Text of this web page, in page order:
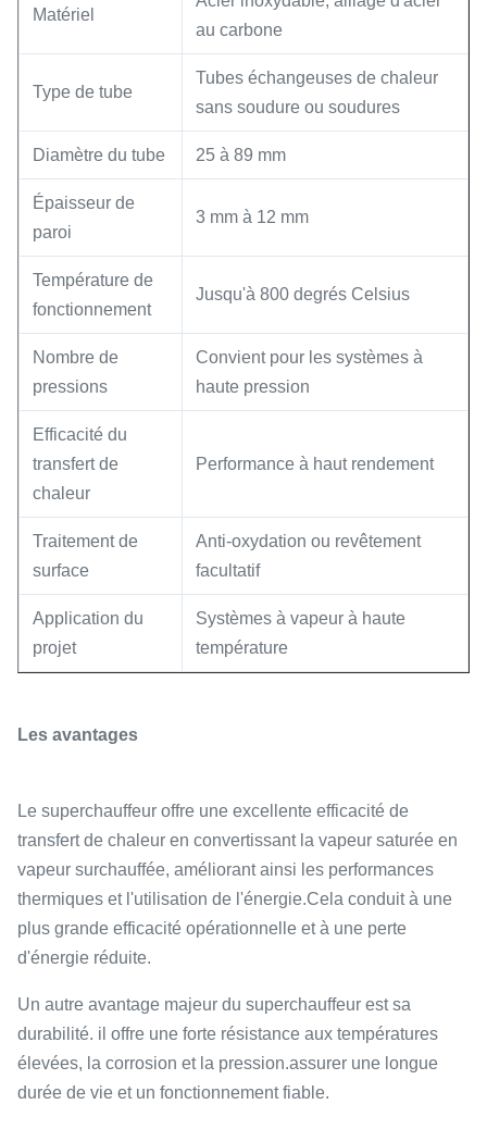
Matériel
au carbone
Type de tube
Tubes échangeuses de chaleur
sans soudure ou soudures
Diamètre du tube 25 à 89 mm
Épaisseur de
paroi
3 mm à 12 mm
Température de
fonctionnement
Jusqu'à 800 degrés Celsius
Nombre de
pressions
Convient pour les systèmes à
haute pression
Efficacité du
transfert de
chaleur
Performance à haut rendement
Traitement de
surface
Anti-oxydation ou revêtement
facultatif
Application du
projet
Systèmes à vapeur à haute
température
Les avantages
Le superchauffeur offre une excellente efficacité de
transfert de chaleur en convertissant la vapeur saturée en
vapeur surchauffée, améliorant ainsi les performances
thermiques et l'utilisation de l'énergie.Cela conduit à une
plus grande efficacité opérationnelle et à une perte
d'énergie réduite.
Un autre avantage majeur du superchauffeur est sa
durabilité. il offre une forte résistance aux températures
élevées, la corrosion et la pression.assurer une longue
durée de vie et un fonctionnement fiable.